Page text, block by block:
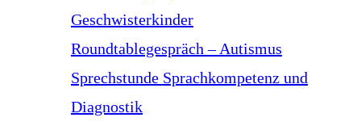
Geschwisterkinder
Roundtablegespräch – Autismus
Sprechstunde Sprachkompetenz und
Diagnostik